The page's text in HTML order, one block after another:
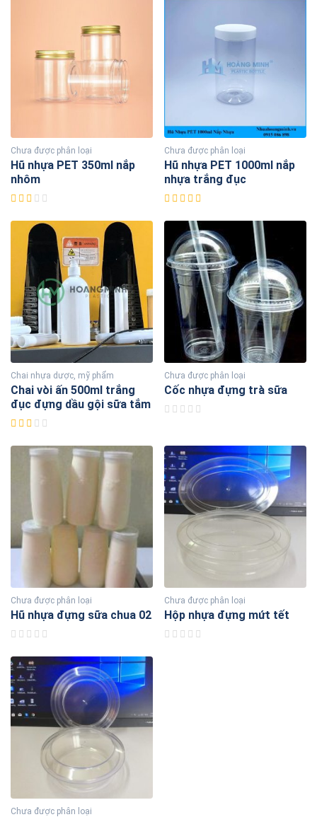
Chưa được phân loại
Hũ nhựa PET 350ml nắp
nhôm
Chưa được phân loại
Hũ nhựa PET 1000ml nắp
nhựa trắng đục
Chai nhựa dược, mỹ phẩm
Chai vòi ấn 500ml trắng
đục đựng dầu gội sữa tắm
Chưa được phân loại
Cốc nhựa đựng trà sữa
Chưa được phân loại
Hũ nhựa đựng sữa chua 02
Chưa được phân loại
Hộp nhựa đựng mứt tết
Chưa được phân loại